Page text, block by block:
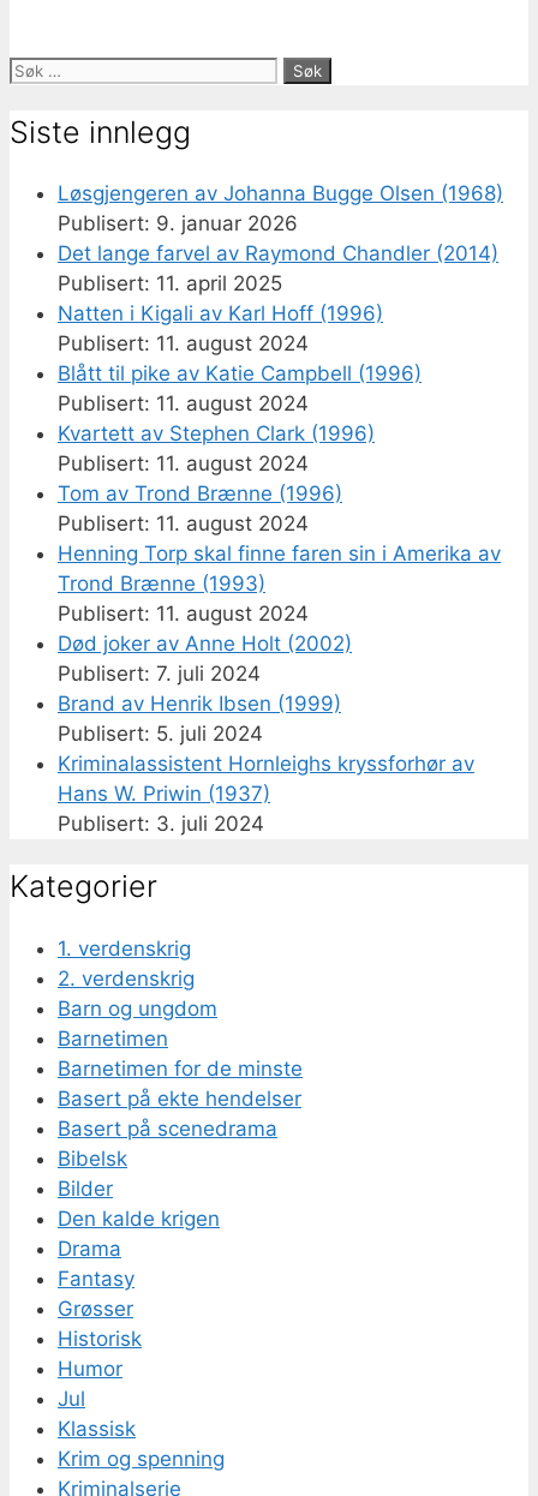
Søk
Siste innlegg
Løsgjengeren av Johanna Bugge Olsen (1968)
9. januar 2026
Det lange farvel av Raymond Chandler (2014)
11. april 2025
Natten i Kigali av Karl Hoff (1996)
11. august 2024
Blått til pike av Katie Campbell (1996)
11. august 2024
Kvartett av Stephen Clark (1996)
11. august 2024
Tom av Trond Brænne (1996)
11. august 2024
Henning Torp skal finne faren sin i Amerika av
Trond Brænne (1993)
11. august 2024
Død joker av Anne Holt (2002)
7. juli 2024
Brand av Henrik Ibsen (1999)
5. juli 2024
Kriminalassistent Hornleighs kryssforhør av
Hans W. Priwin (1937)
3. juli 2024
Kategorier
1. verdenskrig
2. verdenskrig
Barn og ungdom
Barnetimen
Barnetimen for de minste
Basert på ekte hendelser
Basert på scenedrama
Bibelsk
Bilder
Den kalde krigen
Drama
Fantasy
Grøsser
Historisk
Humor
Jul
Klassisk
Krim og spenning
Kriminalserie